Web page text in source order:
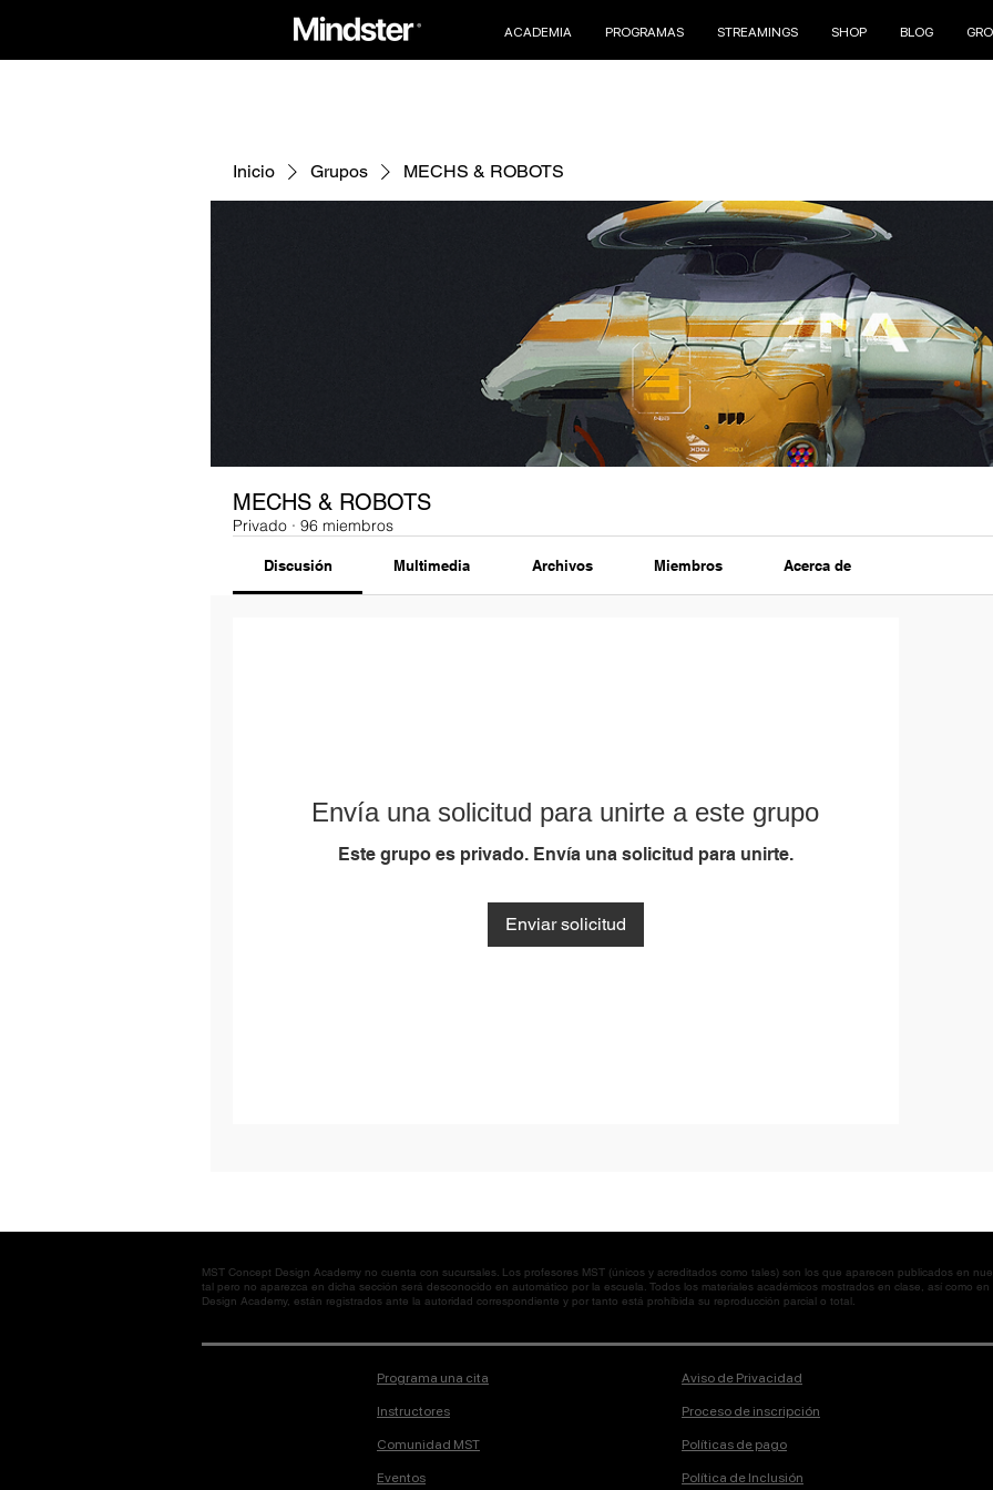
ACADEMIA PROGRAMAS STREAMINGS SHOP BLOG
Inicio Grupos MECHS & ROBOTS
MECHS & ROBOTS
Privado · 96 miembros
Discusión Multimedia Archivos Miembros Acerca de
Envía una solicitud para unirte a este grupo
Este grupo es privado. Envía una solicitud para unirte.
Enviar solicitud
MST Concept Design Academy no cuenta con sucursales. Los profesores MST (únicos y acreditados como tales) son los que aparecen publicados en
tal pero no aparezca en dicha sección será desconocido en automático por la escuela. Todos los materiales académicos mostrados en clase, así como
Design Academy, están registrados ante la autoridad correspondiente y por tanto está prohibida su reproducción parcial o total.
Programa una cita
Instructores
Comunidad MST
Eventos
Aviso de Privacidad
Proceso de inscripción
Políticas de pago
Política de Inclusión